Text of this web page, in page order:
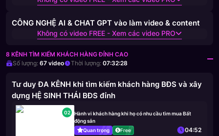
CÔNG NGHỆ AI & CHAT GPT vào làm video & content
Không có video FREE - Xem các video PRO
8 KÊNH TÌM KIẾM KHÁCH HÀNG ĐỈNH CAO
Số lượng: 67 video Thời lượng: 07:32:28
Tư duy ĐA KÊNH khi tìm kiếm khách hàng BĐS và xây
dựng HỆ SINH THÁI BĐS đỉnh
02
Hành vi khách hàng khi họ có nhu cầu tìm mua Bất
động sản
Quan trọng
Free 04:52